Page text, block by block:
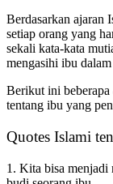
Berdasarkan ajaran
setiap orang yang
sekali kata-kata
mengasihi ibu
Berikut ini beberapa
tentang ibu yang
Quotes Islami
1. Kita bisa menjadi